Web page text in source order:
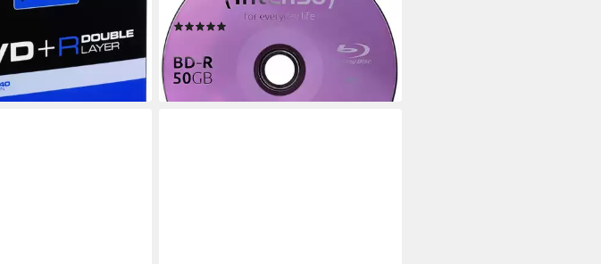
für Daten und
Werktagen bei dir
Blu-ray-Rohlinge, (6fach, 50
lieferbar - in 2-3 Werktagen bei dir